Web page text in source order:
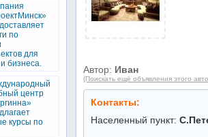
Автор: Иван
(Поискать ещё объявления этого
Контакты:
Населенный пункт:
по
для
бизнеса.
центр
курсы по